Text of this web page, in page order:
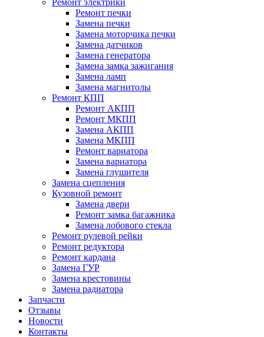
Ремонт электрики
Ремонт печки
Замена печки
Замена моторчика печки
Замена датчиков
Замена генератора
Замена замка зажигания
Замена ламп
Замена магнитолы
Ремонт КПП
Ремонт АКПП
Ремонт МКПП
Замена АКПП
Замена МКПП
Ремонт вариатора
Замена вариатора
Замена глушителя
Замена сцепления
Кузовной ремонт
Замена двери
Ремонт замка багажника
Замена лобового стекла
Ремонт рулевой рейки
Ремонт редуктора
Ремонт кардана
Замена ГУР
Замена крестовины
Замена радиатора
Запчасти
Отзывы
Новости
Контакты